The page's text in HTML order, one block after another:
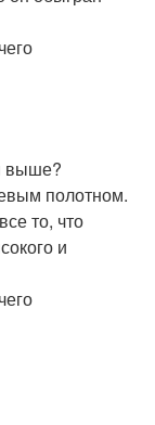
выше?
полотном.
то, что
и